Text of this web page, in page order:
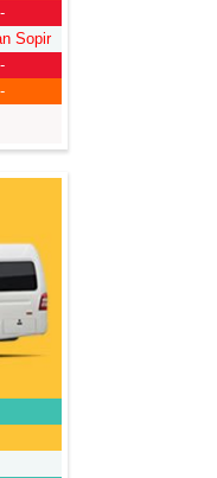
Sopir